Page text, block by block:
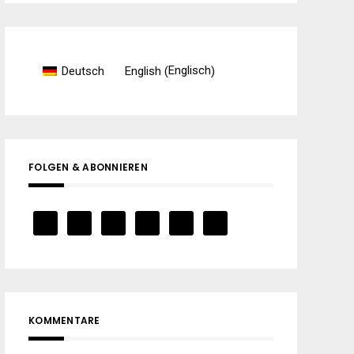
Deutsch English (Englisch)
FOLGEN & ABONNIEREN
KOMMENTARE